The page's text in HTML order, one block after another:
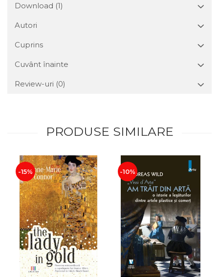
Download (1)
Autori
Cuprins
Cuvânt înainte
Review-uri (0)
PRODUSE SIMILARE
-15% -10%